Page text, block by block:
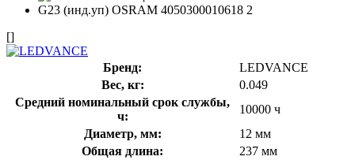
[]
Бренд:
LEDVANCE
Вес, кг:
0.049
Средний номинальный срок службы,
ч:
10000 ч
Диаметр, мм:
12 мм
Общая длина:
237 мм